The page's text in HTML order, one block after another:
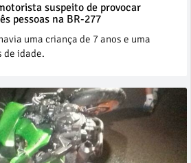
suspeito de provocar
pessoas na BR-277
uma criança de 7 anos e uma
de idade.